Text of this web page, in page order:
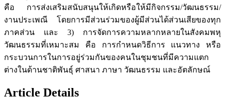
คือ การส่งเสริมสนับสนุนให้เกิดหรือให้มีกิจกรรม/วัฒนธรรม/
งานประเพณี โดยการมีส่วนร่วมของผู้มีส่วนได้ส่วนเสียของทุก
ภาคส่วน และ 3) การจัดการความหลากหลายในสังคมพหุ
วัฒนธรรมที่เหมาะสม คือ การกำหนดวิธีการ แนวทาง หรือ
กระบวนการในการอยู่ร่วมกันของคนในชุมชนที่มีความแตก
ต่างในด้านชาติพันธุ์ ศาสนา ภาษา วัฒนธรรม และอัตลักษณ์
Article Details